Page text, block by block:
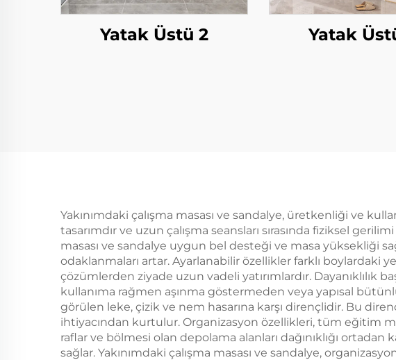
Yatak Üstü 2 Yatak
Yakınımdaki çalışma masası ve sandalye, üretkenliği ve
tasarımdır ve uzun çalışma seansları sırasında fiziksel
masası ve sandalye uygun bel desteği ve masa yüksekliği
odaklanmaları artar. Ayarlanabilir özellikler farklı boylardaki
çözümlerden ziyade uzun vadeli yatırımlardır. Dayanıklılık
kullanıma rağmen aşınma göstermeden veya yapısal
görülen leke, çizik ve nem hasarına karşı dirençlidir. Bu
ihtiyacından kurtulur. Organizasyon özellikleri, tüm eğitim
raflar ve bölmesi olan depolama alanları dağınıklığı ortadan
sağlar. Yakınımdaki çalışma masası ve sandalye,